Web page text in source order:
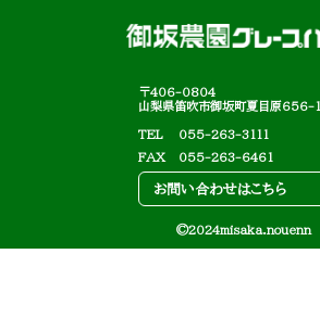
〒406-0804
山梨県笛吹市御坂町夏目原656-1
TEL
055-263-3111
FAX
055-263-6461
お問い合わせはこちら
©2024misaka.nouenn